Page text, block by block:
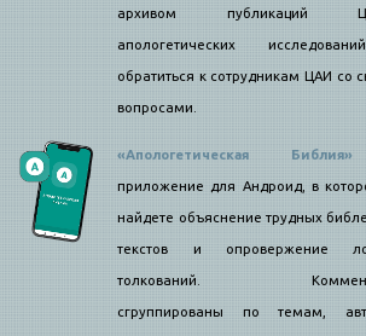
архивом публикаций
апологетических
обратиться к сотрудникам ЦАИ со
вопросами.
«Апологетическая Библия»
приложение для Андроид, в
найдете объяснение трудных
текстов и опровержение
толкований.
сгруппированы по темам,